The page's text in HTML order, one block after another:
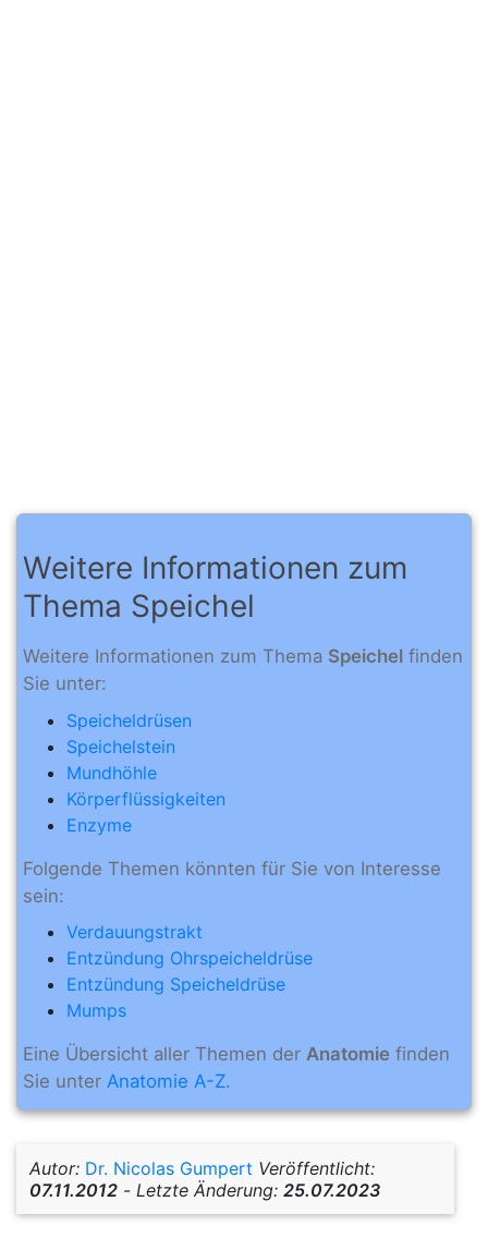
Weitere Informationen zum
Thema Speichel
Weitere Informationen zum Thema Speichel finden
Sie unter:
Speicheldrüsen
Speichelstein
Mundhöhle
Körperflüssigkeiten
Enzyme
Folgende Themen könnten für Sie von Interesse
sein:
Verdauungstrakt
Entzündung Ohrspeicheldrüse
Entzündung Speicheldrüse
Mumps
Eine Übersicht aller Themen der Anatomie finden
Sie unter Anatomie A-Z.
Autor: Dr. Nicolas Gumpert Veröffentlicht:
07.11.2012 - Letzte Änderung: 25.07.2023